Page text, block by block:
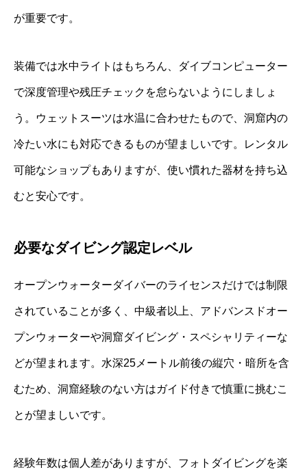
が重要です。
装備では水中ライトはもちろん、ダイブコンピューター
で深度管理や残圧チェックを怠らないようにしましょ
う。ウェットスーツは水温に合わせたもので、洞窟内の
冷たい水にも対応できるものが望ましいです。レンタル
可能なショップもありますが、使い慣れた器材を持ち込
むと安心です。
必要なダイビング認定レベル
オープンウォーターダイバーのライセンスだけでは制限
されていることが多く、中級者以上、アドバンスドオー
プンウォーターや洞窟ダイビング・スペシャリティーな
どが望まれます。水深25メートル前後の縦穴・暗所を含
むため、洞窟経験のない方はガイド付きで慎重に挑むこ
とが望ましいです。
経験年数は個人差がありますが、フォトダイビングを楽